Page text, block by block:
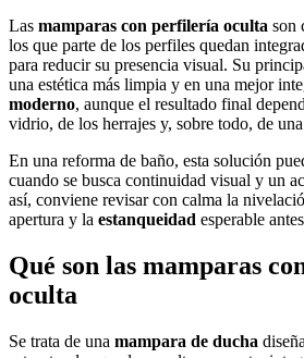
Las mamparas con perfilería oculta son
los que parte de los perfiles quedan
para reducir su presencia visual. Su
una estética más limpia y en una mejor
moderno, aunque el resultado final
vidrio, de los herrajes y, sobre todo, de
En una reforma de baño, esta solución
cuando se busca continuidad visual y un
así, conviene revisar con calma la
apertura y la estanqueidad esperable
Qué son las mamparas
oculta
Se trata de una mampara de ducha